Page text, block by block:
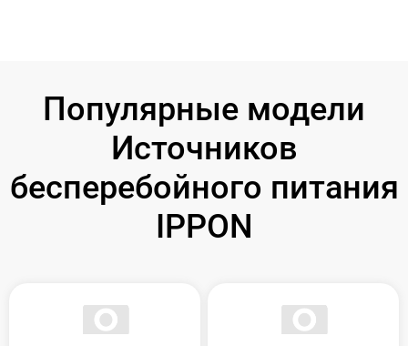
Популярные модели
Источников
бесперебойного питания
IPPON